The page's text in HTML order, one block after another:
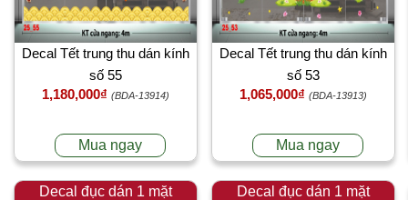
Decal Tết trung thu dán kính
số 55
1,180,000₫ (BDA-13914)
Mua ngay
Decal Tết trung thu dán kính
số 53
1,065,000₫ (BDA-13913)
Mua ngay
Decal đục dán 1 mặt Decal đục dán 1 mặt